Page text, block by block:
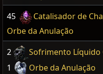
45 Catalisador de
Orbe da Anulação
2
Sofrimento Líquido
1
Orbe da Anulação